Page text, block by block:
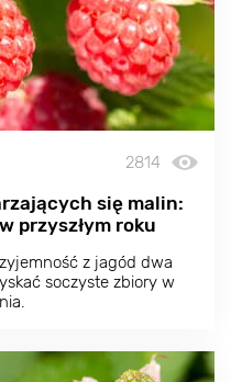
2814
się malin:
przyszłym roku
z jagód dwa
soczyste zbiory w